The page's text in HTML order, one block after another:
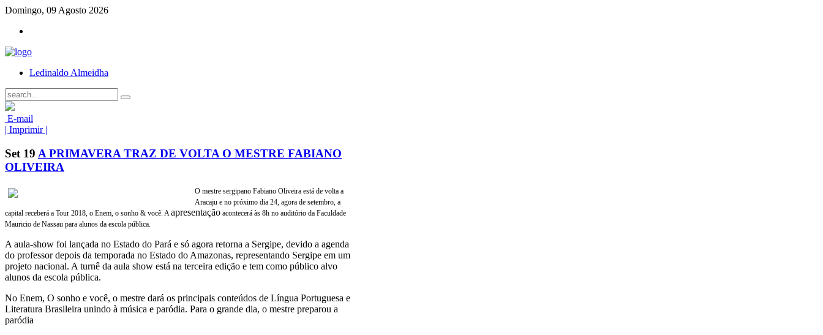
Domingo, 09 Agosto 2026
Ledinaldo Almeidha
E-mail
| Imprimir |
Set 19 A PRIMAVERA TRAZ DE VOLTA O MESTRE FABIANO
OLIVEIRA
O mestre sergipano Fabiano Oliveira está de volta a
Aracaju e no próximo dia 24, agora de setembro, a
capital receberá a Tour 2018, o Enem, o sonho & você. Aapresentação acontecerá às 8h no auditório da Faculdade
Mauricio de Nassau para alunos da escola pública.
A aula-show foi lançada no Estado do Pará e só agora retorna a Sergipe, devido a agenda
do professor depois da temporada no Estado do Amazonas, representando Sergipe em um
projeto nacional. A turnê da aula show está na terceira edição e tem como público alvo
alunos da escola pública.
No Enem, O sonho e você, o mestre dará os principais conteúdos de Língua Portuguesa e
Literatura Brasileira unindo à música e paródia. Para o grande dia, o mestre preparou a
paródia